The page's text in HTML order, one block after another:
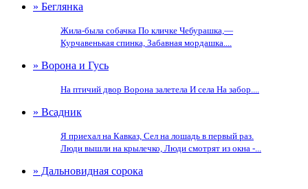
» Беглянка
Жила-была собачка По кличке Чебурашка,—
Курчавенькая спинка, Забавная мордашка....
» Ворона и Гусь
На птичий двор Ворона залетела И села На забор....
» Всадник
Я приехал на Кавказ, Сел на лошадь в первый раз.
Люди вышли на крылечко, Люди смотрят из окна -...
» Дальновидная сорока